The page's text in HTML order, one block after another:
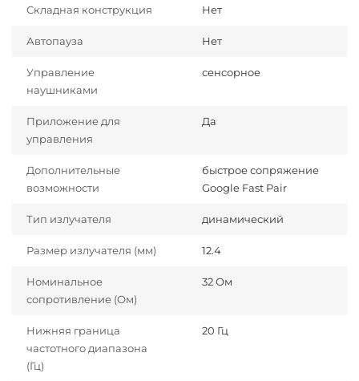
Складная конструкция Нет
Автопауза Нет
Управление
наушниками
сенсорное
Приложение для
управления
Да
Дополнительные
возможности
быстрое сопряжение
Google Fast Pair
Тип излучателя динамический
Размер излучателя (мм) 12.4
Номинальное
сопротивление (Ом)
32 Ом
Нижняя граница
частотного диапазона
(Гц)
20 Гц